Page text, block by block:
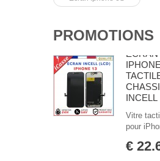
PROMOTIONS
INCELL
Vitre
pour
€